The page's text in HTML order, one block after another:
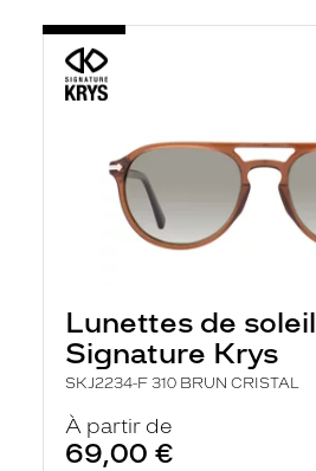
Lunettes de soleil
Signature Krys
SKJ2234-F 310 BRUN CRISTAL
À partir de
69,00 €